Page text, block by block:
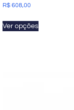
R$ 608,00
Ver opções